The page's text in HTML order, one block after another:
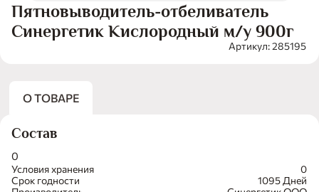
Пятновыводитель-отбеливатель
Синергетик Кислородный м/у 900г
Артикул: 285195
О ТОВАРЕ
Условия хранения
0
Срок годности
1095 Дней
Состав
0